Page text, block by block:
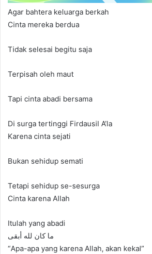
Agar bahtera keluarga berkah
Cinta mereka berdua
Tidak selesai begitu saja
Terpisah oleh maut
Tapi cinta abadi bersama
Di surga tertinggi Firdausil A’la
Karena cinta sejati
Bukan sehidup semati
Tetapi sehidup se-sesurga
Cinta karena Allah
Itulah yang abadi
ما كان لله أبقى
“Apa-apa yang karena Allah, akan kekal”